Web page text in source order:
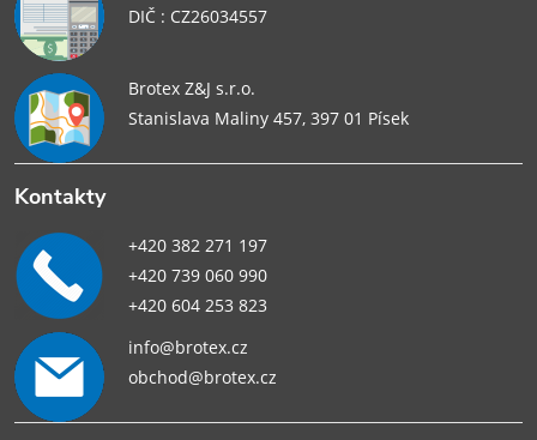
DIČ : CZ26034557
Brotex Z&J s.r.o.
Stanislava Maliny 457, 397 01 Písek
Kontakty
+420 382 271 197
+420 739 060 990
+420 604 253 823
info@brotex.cz
obchod@brotex.cz